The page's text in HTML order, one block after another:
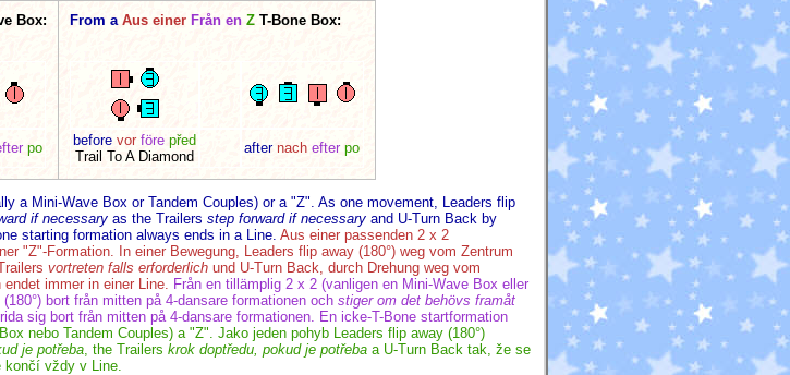
Box:
po
From a Aus einer Från en ZT-Bone Box:
before vor före před
Trail To A Diamond
after nach efter po
a Mini-Wave Box or Tandem Couples) or a "Z". As one movement, Leaders flip
if necessary as the Trailers step forward if necessary and U-Turn Back by
starting formation always ends in a Line. Aus einer passenden 2 x 2
"Z"-Formation. In einer Bewegung, Leaders flip away (180°) weg vom Zentrum
vortreten falls erforderlich und U-Turn Back, durch Drehung weg vom
endet immer in einer Line.
Från en tillämplig 2 x 2 (vanligen en Mini-Wave Box eller
bort från mitten på 4-dansare formationen och stiger om det behövs framåt
sig bort från mitten på 4-dansare formationen. En icke-T-Bone startformation
nebo Tandem Couples) a "Z". Jako jeden pohyb Leaders flip away (180°)
je potřeba , the Trailers krok doptředu, pokud je potřeba a U-Turn Back tak, že se
končí vždy v Line.